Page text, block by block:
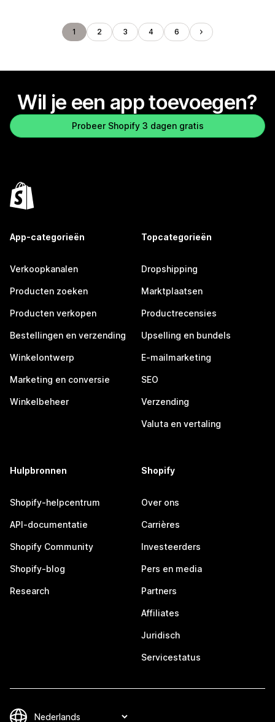
1 2 3 4 6
Wil je een app toevoegen?
Probeer Shopify 3 dagen gratis
App-categorieën
Verkoopkanalen
Producten zoeken
Producten verkopen
Bestellingen en verzending
Winkelontwerp
Marketing en conversie
Winkelbeheer
Topcategorieën
Dropshipping
Marktplaatsen
Productrecensies
Upselling en bundels
E-mailmarketing
SEO
Verzending
Valuta en vertaling
Hulpbronnen
Shopify-helpcentrum
API-documentatie
Shopify Community
Shopify-blog
Research
Shopify
Over ons
Carrières
Investeerders
Pers en media
Partners
Affiliates
Juridisch
Servicestatus